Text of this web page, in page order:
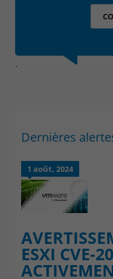
.
Dernières
1 août, 2024
ESXI CVE-